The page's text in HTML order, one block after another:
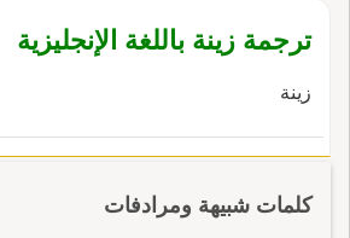
ترجمة زينة باللغة الإنجليزية
زينة
كلمات شبيهة ومرادفات